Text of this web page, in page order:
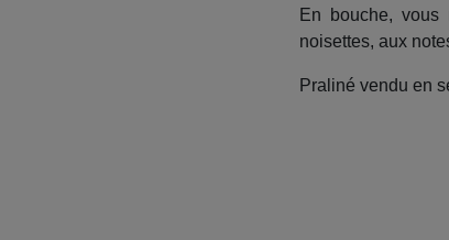
En bouche, vous
noisettes, aux
Praliné vendu en